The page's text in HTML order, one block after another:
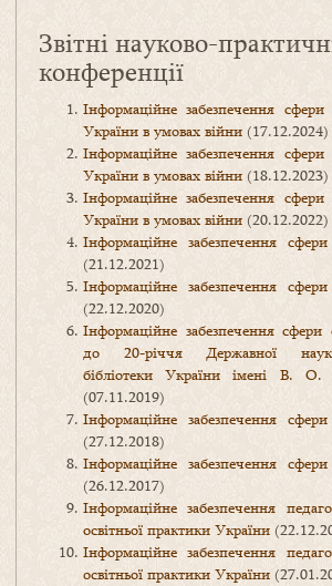
Звітні науково-
конференції
Інформаційне забезпечення
України в умовах війни (17.12.2024)
Інформаційне забезпечення
України в умовах війни (18.12.2023)
Інформаційне забезпечення
України в умовах війни (20.12.2022)
Інформаційне забезпечення
(21.12.2021)
Інформаційне забезпечення
(22.12.2020)
Інформаційне забезпечення сфери
до 20-річчя Державної
бібліотеки України імені В. О.
(07.11.2019)
Інформаційне забезпечення
(27.12.2018)
Інформаційне забезпечення
(26.12.2017)
Інформаційне забезпечення
освітньої практики України
Інформаційне забезпечення
освітньої практики України